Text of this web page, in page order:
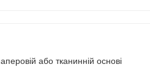
або тканинній основі